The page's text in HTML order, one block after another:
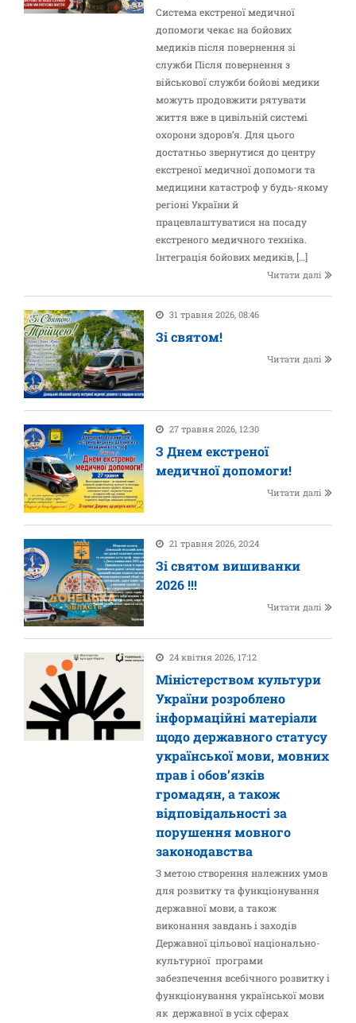
Система екстреної медичної
допомоги чекає на бойових
медиків після повернення зі
служби Після повернення з
військової служби бойові медики
можуть продовжити рятувати
життя вже в цивільній системі
охорони здоров’я. Для цього
достатньо звернутися до центру
екстреної медичної допомоги та
медицини катастроф у будь-якому
регіоні України й
працевлаштуватися на посаду
екстреного медичного техніка.
Інтеграція бойових медиків, […]
Читати далі
31 травня 2026, 08:46
Зі святом!
Читати далі
27 травня 2026, 12:30
З Днем екстреної
медичної допомоги!
Читати далі
21 травня 2026, 20:24
Зі святом вишиванки
2026 !!!
Читати далі
24 квітня 2026, 17:12
Міністерством культури
України розроблено
інформаційні матеріали
щодо державного статусу
української мови, мовних
прав і обов’язків
громадян, а також
відповідальності за
порушення мовного
законодавства
З метою створення належних умов
для розвитку та функціонування
державної мови, а також
виконання завдань і заходів
Державної цільової національно-
культурної програми
забезпечення всебічного розвитку і
функціонування української мови
як державної в усіх сферах